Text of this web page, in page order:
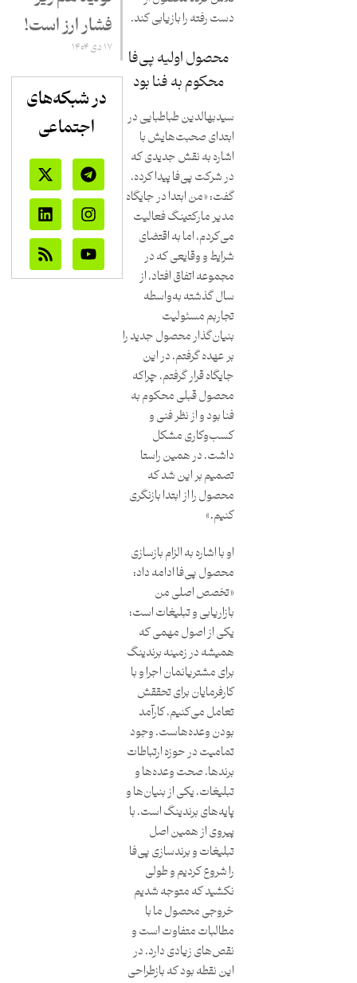
دست رفته را بازیابی کند.
محصول اولیه پی‌فا
محکوم به فنا بود
سیدبهالدین طباطبایی در
ابتدای صحبت‌هایش با
اشاره به نقش جدیدی که
در شرکت پی‌فا پیدا کرده،
گفت: «من ابتدا در جایگاه
مدیر مارکتینگ فعالیت
می‌کردم، اما به اقتضای
شرایط و وقایعی که در
مجموعه اتفاق افتاد، از
سال گذشته به‌واسطه
تجاربم مسئولیت
بنیان‌گذار محصول جدید را
بر عهده گرفتم. در این
جایگاه قرار گرفتم، چراکه
محصول قبلی محکوم‌ به
فنا بود و از نظر فنی و
کسب‌وکاری مشکل
داشت. در همین راستا
تصمیم بر این شد که
محصول را از ابتدا بازنگری
کنیم.»
او با اشاره به الزام بازسازی
محصول پی‌فا ادامه داد:
«تخصص اصلی من
بازاریابی و تبلیغات است؛
یکی از اصول مهمی که
همیشه در زمینه برندینگ
برای مشتریانمان اجرا و با
کارفرمایان برای تحققش
تعامل می‌کنیم، کارآمد
بودن وعده‌هاست. وجود
تمامیت در حوزه ارتباطات
برندها، صحت‌ وعده‌ها و
تبلیغات، یکی از بنیان‌ها و
پایه‌های برندینگ است. با
پیروی از همین اصل
تبلیغات و برندسازی پی‌فا
را شروع کردیم و طولی
نکشید که متوجه شدیم
خروجی محصول ما با
مطالبات متفاوت است و
نقص‌های زیادی دارد. در
این نقطه بود که بازطراحی
فشار ارز است!
۱۷ دی ۱۴۰۴
در شبکه‌های
اجتماعی